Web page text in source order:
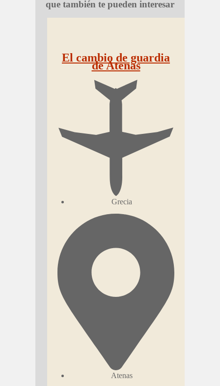
que también te pueden interesar
El cambio de guardia
de Atenas
Grecia
Atenas